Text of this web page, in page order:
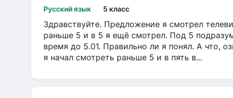
Русский язык 5 класс
Здравствуйте. Предложение я смотрел
раньше 5 и в 5 я ещё смотрел. Под 5
время до 5.01. Правильно ли я понял. А что,
я начал смотреть раньше 5 и в пять в...